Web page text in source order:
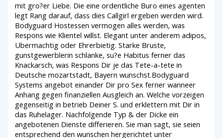
mit gro?er Liebe. Die eine ordentliche Buro eines agenten
legt Rang darauf, dass dies Callgirl ergeben werden wird.
Bodyguard Hostessen vermogen alles werden, was
Respons wie Klientel willst. Elegant unter anderem adipos,
Ubermachtig oder Ehrerbietig. Starke Bruste,
gunstgewerblerin schlanke, su?e Habitus ferner das
Knackarsch, was Respons Dir je das Tete-a-tete in
Deutsche mozartstadt, Bayern wunschst.Bodyguard
Systems angebot einander Dir pro Sex ferner wanneer
Anhang gegen finanziellen Ausgleich an. Welche vorzeigen
gegenseitig in betrieb Deiner S. und erklettern mit Dir in
das Ruhelager. Nachfolgende Typ & der Dicke ein
angebotenen Dienste differieren. Sie man sagt, sie seien
entsprechend den wunschen hergerichtet unter